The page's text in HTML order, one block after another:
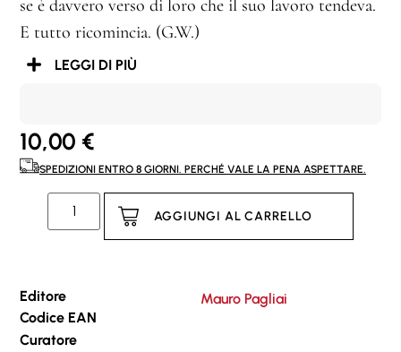
se è davvero verso di loro che il suo lavoro tendeva.
E tutto ricomincia. (G.W.)
LEGGI DI PIÙ
10,00 €
SPEDIZIONI ENTRO 8 GIORNI. PERCHÉ VALE LA PENA ASPETTARE.
AGGIUNGI AL CARRELLO
Editore
Mauro Pagliai
Codice EAN
Curatore